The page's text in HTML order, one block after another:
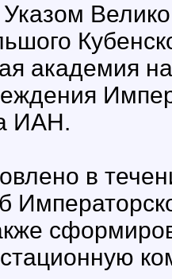
академия
ИАН.
в